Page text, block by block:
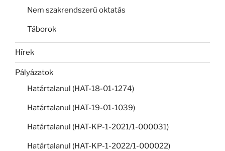
Nem szakrendszerű oktatás
Táborok
Hírek
Pályázatok
Határtalanul (HAT-18-01-1274)
Határtalanul (HAT-19-01-1039)
Határtalanul (HAT-KP-1-2021/1-000031)
Határtalanul (HAT-KP-1-2022/1-000022)